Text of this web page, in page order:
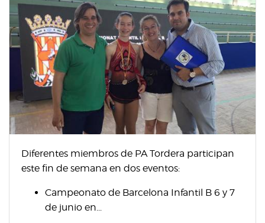
Diferentes miembros de PA Tordera participan
este fin de semana en dos eventos:
Campeonato de Barcelona Infantil B 6 y 7
de junio en...